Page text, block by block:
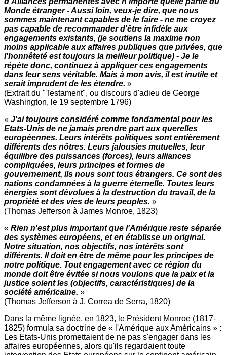
Monde étranger - Aussi loin, veux-je dire, que nous
sommes maintenant capables de le faire - ne me croyez
pas capable de recommander d'être infidèle aux
engagements existants, (je soutiens la maxime non
moins applicable aux affaires publiques que privées, que
l'honnêteté est toujours la meilleur politique) - Je le
répète donc, continuez à appliquer ces engagements
dans leur sens véritable. Mais à mon avis, il est inutile et
serait imprudent de les étendre. »
(Extrait du "Testament", ou discours d'adieu de George
Washington, le 19 septembre 1796)
« J'ai toujours considéré comme fondamental pour les
Etats-Unis de ne jamais prendre part aux querelles
européennes. Leurs intérêts politiques sont entièrement
différents des nôtres. Leurs jalousies mutuelles, leur
équilibre des puissances (forces), leurs alliances
compliquées, leurs principes et formes de
gouvernement, ils nous sont tous étrangers. Ce sont des
nations condamnées à la guerre éternelle. Toutes leurs
énergies sont dévolues à la destruction du travail, de la
propriété et des vies de leurs peuples. »
(Thomas Jefferson à James Monroe, 1823)
« Rien n'est plus important que l'Amérique reste séparée
des systèmes européens, et en établisse un original.
Notre situation, nos objectifs, nos intérêts sont
différents. Il doit en être de même pour les principes de
notre politique. Tout engagement avec ce région du
monde doit être évitée si nous voulons que la paix et la
justice soient les (objectifs, caractéristiques) de la
société américaine. »
(Thomas Jefferson à J. Correa de Serra, 1820)
Dans la même lignée, en 1823, le Président Monroe (1817-
1825) formula sa doctrine de « l'Amérique aux Américains » :
Les Etats-Unis promettaient de ne pas s'engager dans les
affaires européennes, alors qu'ils regardaient toute